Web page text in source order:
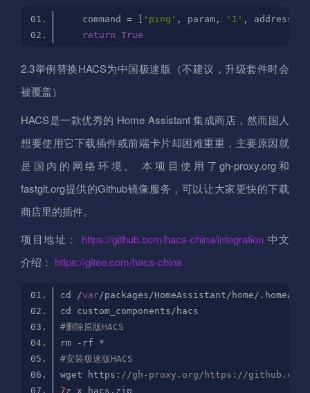
    command = [
'ping' , param, '1'
return
True
2.3举例替换HACS为中国极速版（不建议，升级套件时会
被覆盖）
HACS是一款优秀的 Home Assistant 集成商店，然而国人
想要使用它下载插件或前端卡片却困难重重，主要原因就
是国内的网络环境。 本项目使用了gh-proxy.org和
fastgit.org提供的Github镜像服务，可以让大家更快的下载
商店里的插件。
项目地址： https://github.com/hacs-china/integration 中文
介绍： https://gitee.com/hacs-china
cd /var
#删除原版HACS
#安装极速版HACS
wget https: //gh-proxy.org/https://
7